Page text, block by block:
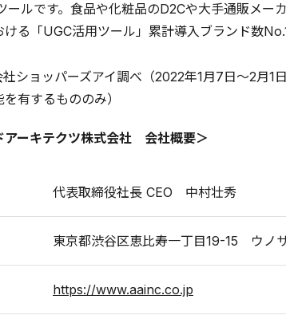
ールです。食品や化粧品のD2Cや大手通販メー
ける「UGC活用ツール」累計導入ブランド数
ショッパーズアイ調べ（2022年1月7日～2月1
を有するもののみ）
アーキテクツ株式会社 会社概要＞
代表取締役社長 CEO 中村壮秀
東京都渋谷区恵比寿一丁目19-15 ウノ
https://www.aainc.co.jp